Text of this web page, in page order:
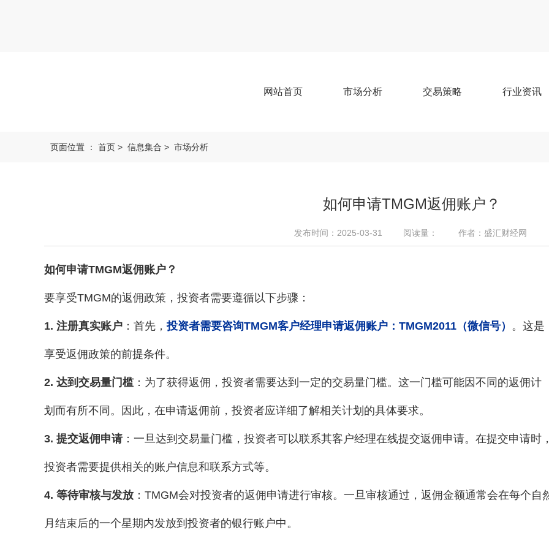
网站首页 市场分析 交易策略 行业资讯
页面位置 ： 首页 > 信息集合 > 市场分析
如何申请TMGM返佣账户？
发布时间：2025-03-31 阅读量： 作者：盛汇财经网
如何申请TMGM返佣账户？
要享受TMGM的返佣政策，投资者需要遵循以下步骤：
1. 注册真实账户 ：首先，投资者需要咨询TMGM客户经理申请返佣账户：TMGM2011（微信号） 。这是
享受返佣政策的前提条件。
2. 达到交易量门槛：为了获得返佣，投资者需要达到一定的交易量门槛。这一门槛可能因不同的返佣计
划而有所不同。因此，在申请返佣前，投资者应详细了解相关计划的具体要求。
3. 提交返佣申请：一旦达到交易量门槛，投资者可以联系其客户经理在线提交返佣申请。在提交申请时
投资者需要提供相关的账户信息和联系方式等。
4. 等待审核与发放 ：TMGM会对投资者的返佣申请进行审核。一旦审核通过，返佣金额通常会在每个自
月结束后的一个星期内发放到投资者的银行账户中。